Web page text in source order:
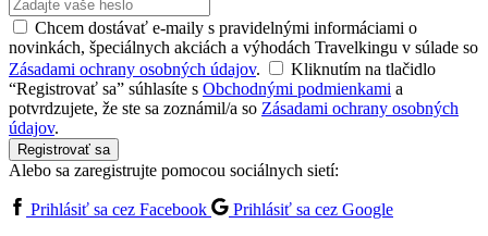
Chcem dostávať e-maily s pravidelnými informáciami o
novinkách, špeciálnych akciách a výhodách Travelkingu v súlade so
Zásadami ochrany osobných údajov.
Kliknutím na tlačidlo
“Registrovať sa” súhlasíte s Obchodnými podmienkami a
potvrdzujete, že ste sa zoznámil/a so Zásadami ochrany osobných
údajov.
Registrovať sa
Alebo sa zaregistrujte pomocou sociálnych sietí:
Prihlásiť sa cez Facebook
Prihlásiť sa cez Google